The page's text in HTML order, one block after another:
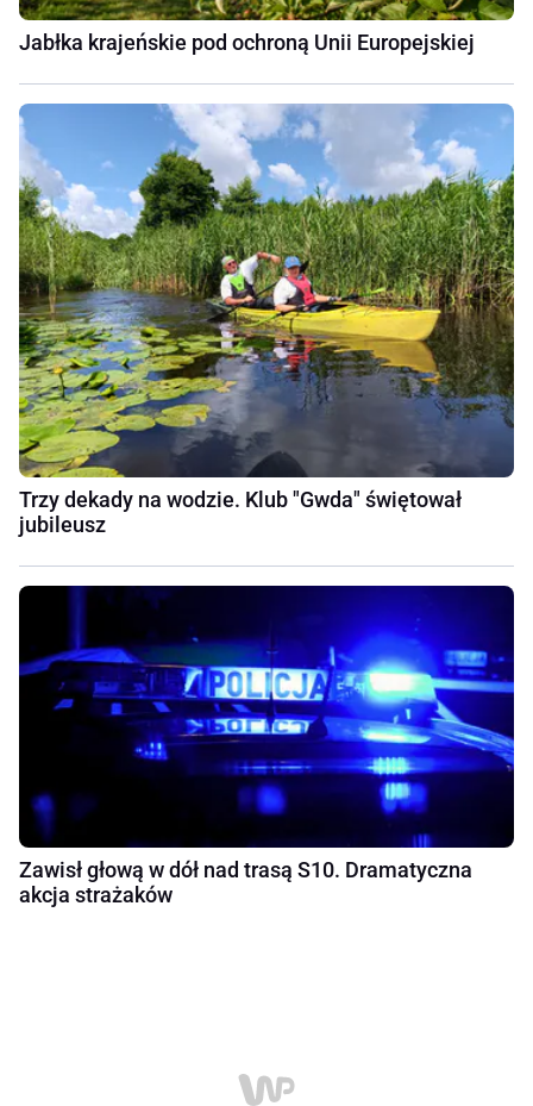
Jabłka krajeńskie pod ochroną Unii Europejskiej
Trzy dekady na wodzie. Klub "Gwda" świętował
jubileusz
Zawisł głową w dół nad trasą S10. Dramatyczna
akcja strażaków